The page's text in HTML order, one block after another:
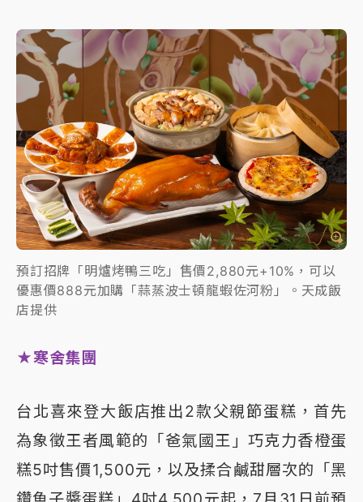
預訂招牌「明爐烤鴨三吃」售價2,880元+10%，可以
優惠價888元加購「蒜蒸波士頓龍蝦佐河粉」。天成飯
店提供
★寒舍集團
台北喜來登大飯店推出2款父親節蛋糕，首先
為象徵王者風範的「爸氣國王」巧克力香橙蛋
糕5吋售價1,500元，以及揉合鹹甜層次的「黑